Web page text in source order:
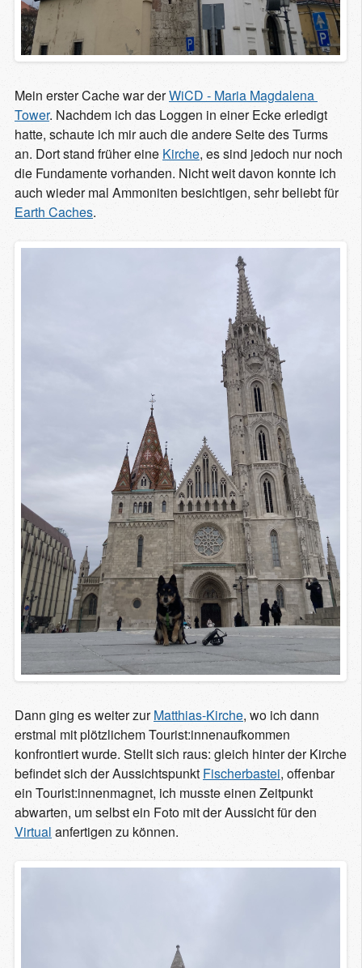
Mein erster Cache war derWiCD - Maria Magdalena
Tower. Nachdem ich das Loggen in einer Ecke erledigt
hatte, schaute ich mir auch die andere Seite des Turms
an. Dort stand früher eine Kirche, es sind jedoch nur noch
die Fundamente vorhanden. Nicht weit davon konnte ich
auch wieder mal Ammoniten besichtigen, sehr beliebt für
Earth Caches.
Dann ging es weiter zurMatthias-Kirche, wo ich dann
erstmal mit plötzlichem Tourist:innenaufkommen
konfrontiert wurde. Stellt sich raus: gleich hinter der Kirche
befindet sich der Aussichtspunkt Fischerbastei, offenbar
ein Tourist:innenmagnet, ich musste einen Zeitpunkt
abwarten, um selbst ein Foto mit der Aussicht für den
Virtual anfertigen zu können.